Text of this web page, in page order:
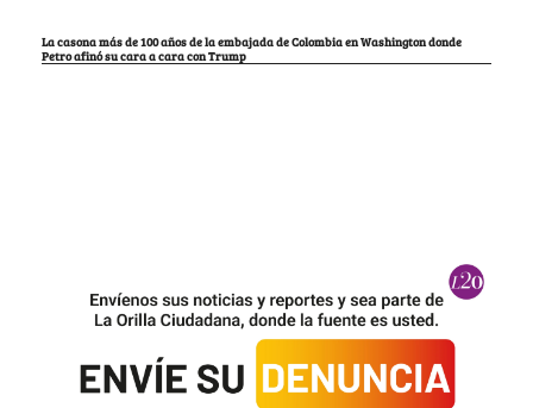
La casona más de 100 años de la embajada de Colombia en Washington donde
Petro afinó su cara a cara con Trump